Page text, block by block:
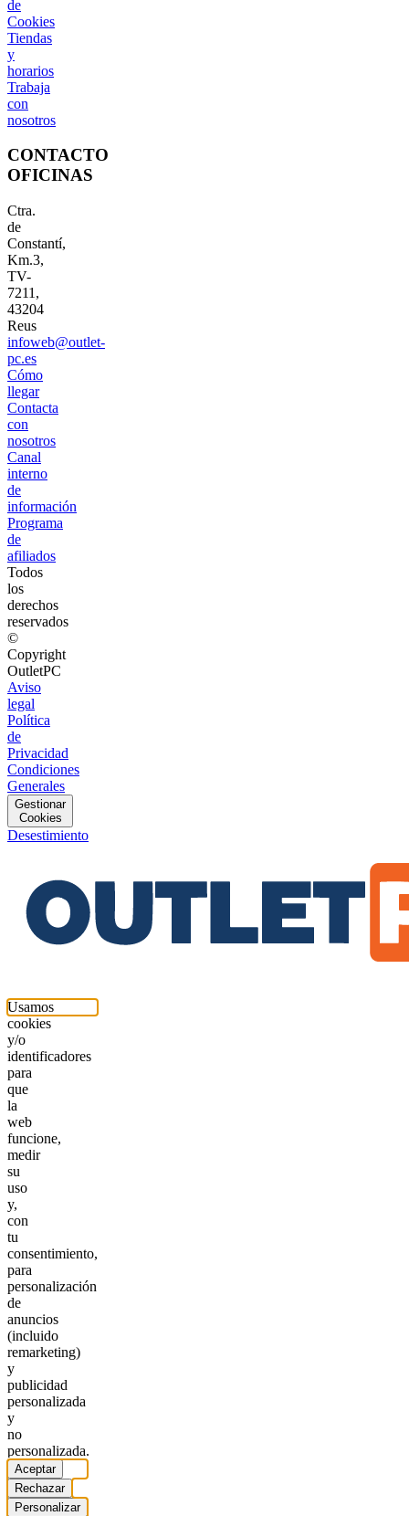
de
Cookies
Tiendas
y
horarios
Trabaja
con
nosotros
CONTACTO
OFICINAS
Ctra.
de
Constantí,
Km.3,
TV-
7211,
43204
Reus
infoweb@outlet-
pc.es
Cómo
llegar
Contacta
con
nosotros
Canal
interno
de
información
Programa
de
afiliados
Todos
los
derechos
reservados
©
Copyright
OutletPC
Aviso
legal
Política
de
Privacidad
Condiciones
Generales
Gestionar
Cookies
Desestimiento
Usamos
cookies
y/o
identificadores
para
que
la
web
funcione,
medir
su
uso
y,
con
tu
consentimiento,
para
personalización
de
anuncios
(incluido
remarketing)
y
publicidad
personalizada
y
no
personalizada.
Aceptar
Rechazar
Personalizar